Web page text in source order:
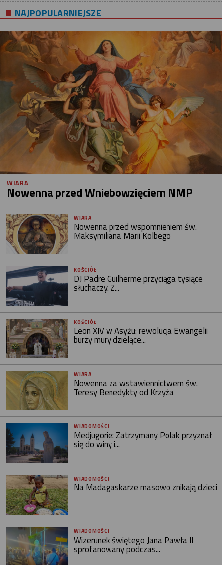
NAJPOPULARNIEJSZE
WIARA
Nowenna przed Wniebowzięciem NMP
WIARA
Nowenna przed wspomnieniem św.
Maksymiliana Marii Kolbego
KOŚCIÓŁ
DJ Padre Guilherme przyciąga tysiące
słuchaczy. Z...
KOŚCIÓŁ
Leon XIV w Asyżu: rewolucja Ewangelii
burzy mury dzielące...
WIARA
Nowenna za wstawiennictwem św.
Teresy Benedykty od Krzyża
WIADOMOŚCI
Medjugorie: Zatrzymany Polak przyznał
się do winy i...
WIADOMOŚCI
Na Madagaskarze masowo znikają dzieci
WIADOMOŚCI
Wizerunek świętego Jana Pawła II
sprofanowany podczas...